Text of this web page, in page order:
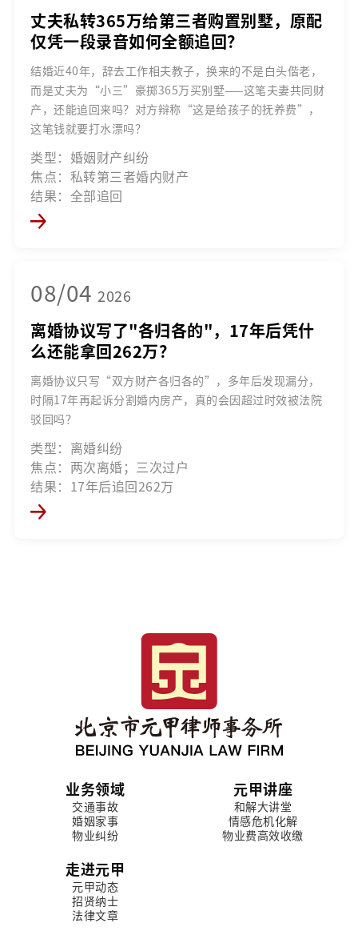
丈夫私转365万给第三者购置别墅，原配
仅凭一段录音如何全额追回？
结婚近40年，辞去工作相夫教子，换来的不是白头偕老，
而是丈夫为“小三”豪掷365万买别墅——这笔夫妻共同财
产，还能追回来吗？对方辩称“这是给孩子的抚养费”，
这笔钱就要打水漂吗？
类型：婚姻财产纠纷
焦点：私转第三者婚内财产
结果：全部追回
08/04 2026
离婚协议写了"各归各的"，17年后凭什
么还能拿回262万？
离婚协议只写“双方财产各归各的”，多年后发现漏分，
时隔17年再起诉分割婚内房产，真的会因超过时效被法院
驳回吗？
类型：离婚纠纷
焦点：两次离婚；三次过户
结果：17年后追回262万
业务领域
交通事故
婚姻家事
物业纠纷
元甲讲座
和解大讲堂
情感危机化解
物业费高效收缴
走进元甲
元甲动态
招贤纳士
法律文章